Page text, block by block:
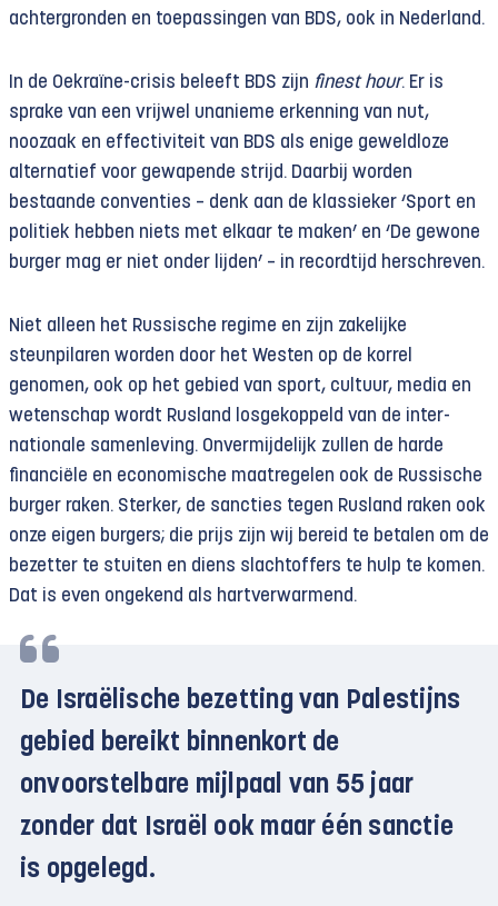
achtergronden en toepassingen van BDS, ook in Nederland.
In de Oekraïne-crisis beleeft BDS zijn finest hour. Er is
sprake van een vrijwel unanieme erkenning van nut,
noozaak en effectiviteit van BDS als enige geweldloze
alternatief voor gewapende strijd. Daarbij worden
bestaande conventies – denk aan de klassieker ‘Sport en
politiek hebben niets met elkaar te maken’ en ‘De gewone
burger mag er niet onder lijden’ – in recordtijd herschreven.
Niet alleen het Russische regime en zijn zakelijke
steunpilaren worden door het Westen op de korrel
genomen, ook op het gebied van sport, cultuur, media en
wetenschap wordt Rusland losgekoppeld van de inter­
nationale samenleving. Onvermijdelijk zullen de harde
financiële en economische maat­regelen ook de Russische
burger raken. Sterker, de sancties tegen Rusland raken ook
onze eigen burgers; die prijs zijn wij bereid te betalen om de
bezetter te stuiten en diens slachtoffers te hulp te komen.
Dat is even ongekend als hartverwarmend.
De Israëlische bezetting van Palestijns
gebied bereikt binnenkort de
onvoorstelbare mijlpaal van 55 jaar
zonder dat Israël ook maar één sanctie
is opgelegd.